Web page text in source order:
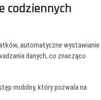
codziennych
automatyczne wystawianie
danych, co znacząco
mobilny, który pozwala na